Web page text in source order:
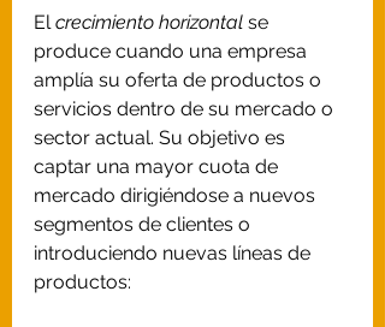
El crecimiento horizontal se
produce cuando una empresa
amplía su oferta de productos o
servicios dentro de su mercado o
sector actual. Su objetivo es
captar una mayor cuota de
mercado dirigiéndose a nuevos
segmentos de clientes o
introduciendo nuevas líneas de
productos: